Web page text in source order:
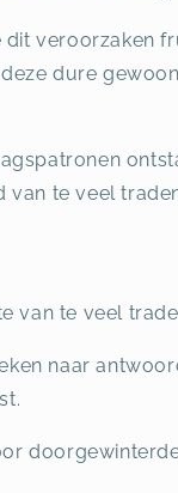
veroorzaken
dure
te veel
van te veel
naar